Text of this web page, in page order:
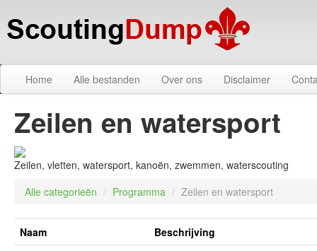
Home Alle bestanden Over ons Disclaimer
Zeilen en watersport
Zeilen, vletten, watersport, kanoën, zwemmen, waterscouting
Alle categorieën / Programma / Zeilen en watersport
Naam
Beschrijving